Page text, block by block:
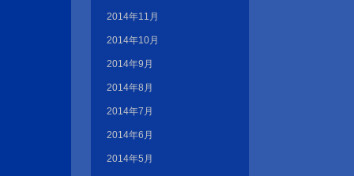
2014年11月
2014年10月
2014年9月
2014年8月
2014年7月
2014年6月
2014年5月